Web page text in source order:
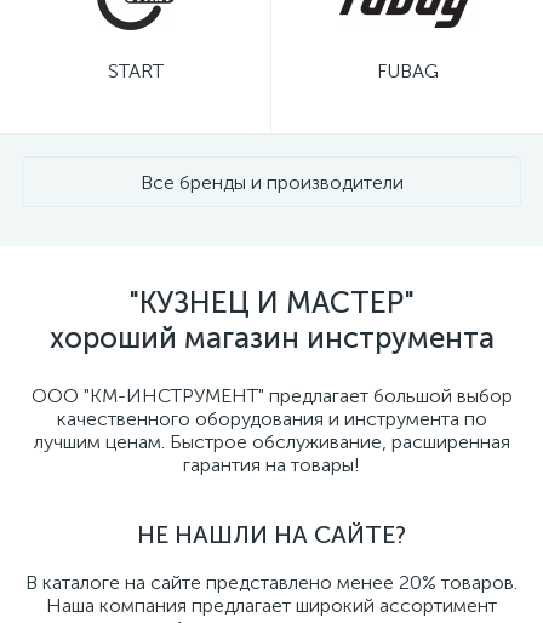
START FUBAG
Все бренды и производители
"КУЗНЕЦ И МАСТЕР"
хороший магазин инструмента
ООО "КМ-ИНСТРУМЕНТ" предлагает большой выбор
качественного оборудования и инструмента по
лучшим ценам. Быстрое обслуживание, расширенная
гарантия на товары!
НЕ НАШЛИ НА САЙТЕ?
В каталоге на сайте представлено менее 20% товаров.
Наша компания предлагает широкий ассортимент